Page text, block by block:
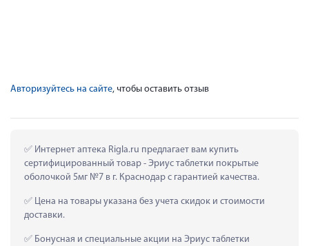
Авторизуйтесь на сайте, чтобы оставить отзыв
Интернет аптека Rigla.ru предлагает вам купить
сертифицированный товар - Эриус таблетки покрытые
оболочкой 5мг №7 в г. Краснодар с гарантией качества.
Цена на товары указана без учета скидок и стоимости
доставки.
Бонусная и специальные акции на Эриус таблетки